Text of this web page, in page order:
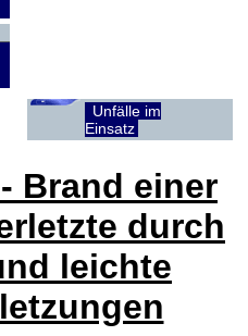
Unfälle im
Einsatz
- Brand einer
durch
leichte